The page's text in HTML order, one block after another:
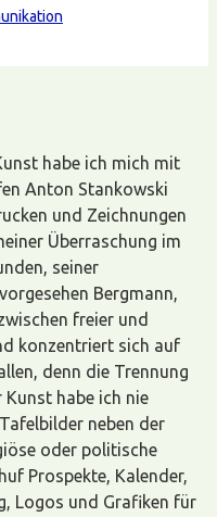
habe ich mich mit
Anton Stankowski
und Zeichnungen
Überraschung im
seiner
Bergmann,
freier und
konzentriert sich auf
denn die Trennung
habe ich nie
neben der
oder politische
Prospekte, Kalender,
Logos und Grafiken für